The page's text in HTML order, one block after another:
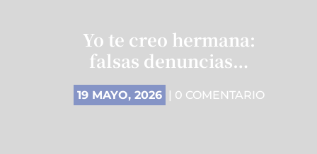
Yo te creo hermana:
falsas denuncias…
19 MAYO, 2026 | 0 COMENTARIO